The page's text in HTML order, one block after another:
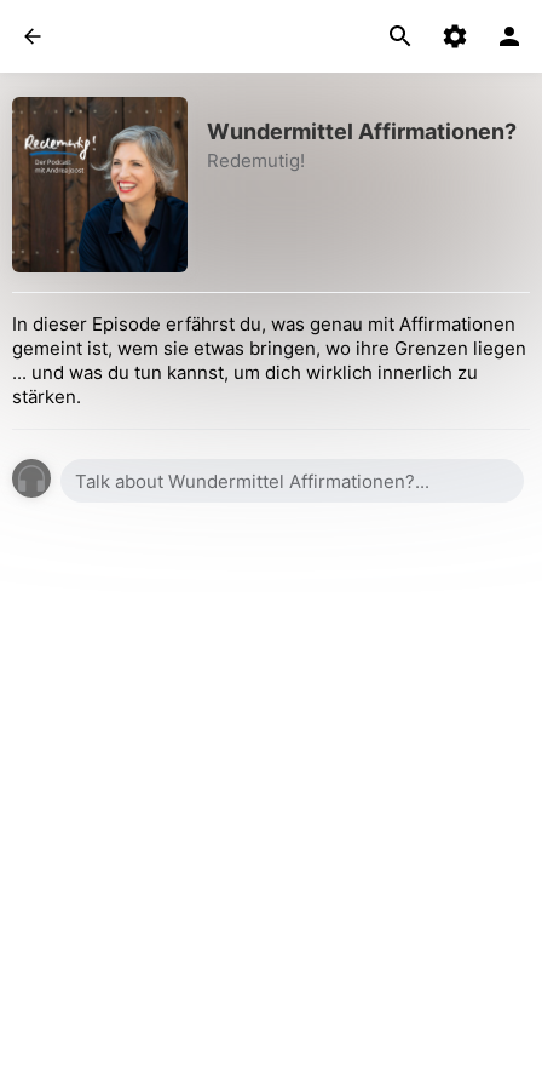
Wundermittel Affirmationen?
Redemutig!
In dieser Episode erfährst du, was genau mit Affirmationen
gemeint ist, wem sie etwas bringen, wo ihre Grenzen liegen
... und was du tun kannst, um dich wirklich innerlich zu
stärken.